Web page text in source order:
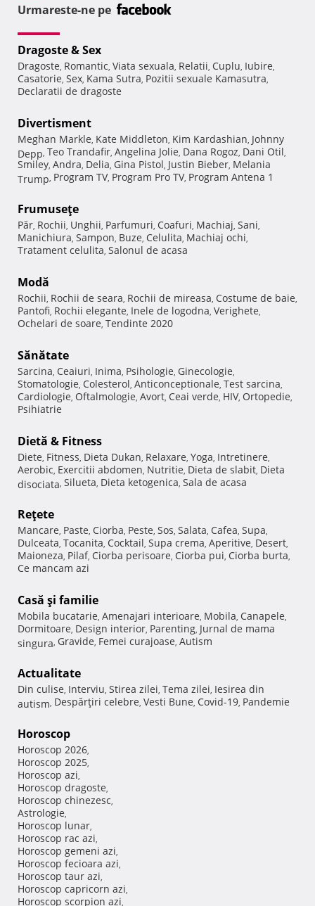
Urmareste-ne pe
Dragoste & Sex
Dragoste, Romantic, Viata sexuala, Relatii, Cuplu, Iubire,
Casatorie, Sex, Kama Sutra, Pozitii sexuale Kamasutra,
Declaratii de dragoste
Divertisment
Meghan Markle, Kate Middleton, Kim Kardashian, Johnny
Depp, Teo Trandafir, Angelina Jolie, Dana Rogoz, Dani Otil,
Smiley, Andra, Delia, Gina Pistol, Justin Bieber, Melania
Trump, Program TV, Program Pro TV, Program Antena 1
Frumuseţe
Păr, Rochii, Unghii, Parfumuri, Coafuri, Machiaj, Sani,
Manichiura, Sampon, Buze, Celulita, Machiaj ochi,
Tratament celulita, Salonul de acasa
Modă
Rochii, Rochii de seara, Rochii de mireasa, Costume de baie,
Pantofi, Rochii elegante, Inele de logodna, Verighete,
Ochelari de soare, Tendinte 2020
Sănătate
Sarcina, Ceaiuri, Inima, Psihologie, Ginecologie,
Stomatologie, Colesterol, Anticonceptionale, Test sarcina,
Cardiologie, Oftalmologie, Avort, Ceai verde, HIV, Ortopedie,
Psihiatrie
Dietă & Fitness
Diete, Fitness, Dieta Dukan, Relaxare, Yoga, Intretinere,
Aerobic, Exercitii abdomen, Nutritie, Dieta de slabit, Dieta
disociata, Silueta, Dieta ketogenica, Sala de acasa
Reţete
Mancare, Paste, Ciorba, Peste, Sos, Salata, Cafea, Supa,
Dulceata, Tocanita, Cocktail, Supa crema, Aperitive, Desert,
Maioneza, Pilaf, Ciorba perisoare, Ciorba pui, Ciorba burta,
Ce mancam azi
Casă şi familie
Mobila bucatarie, Amenajari interioare, Mobila, Canapele,
Dormitoare, Design interior, Parenting, Jurnal de mama
singura, Gravide, Femei curajoase, Autism
Actualitate
Din culise, Interviu, Stirea zilei, Tema zilei, Iesirea din
autism, Despărţiri celebre, Vesti Bune, Covid-19, Pandemie
Horoscop
Horoscop 2026,
Horoscop 2025,
Horoscop azi,
Horoscop dragoste,
Horoscop chinezesc,
Astrologie,
Horoscop lunar,
Horoscop rac azi,
Horoscop gemeni azi,
Horoscop fecioara azi,
Horoscop taur azi,
Horoscop capricorn azi,
Horoscop scorpion azi,